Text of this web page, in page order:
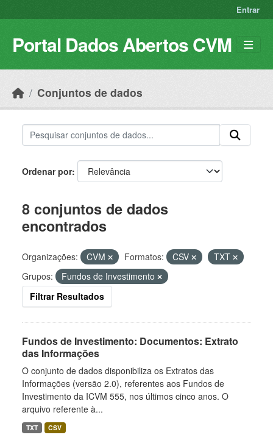
Entrar
Portal Dados Abertos CVM
Conjuntos de dados
Ordenar por
8 conjuntos de dados
encontrados
Organizações: CVM Formatos: CSV
TXT
Grupos:
Fundos de Investimento
Filtrar Resultados
Fundos de Investimento: Documentos: Extrato
das Informações
O conjunto de dados disponibiliza os Extratos das
Informações (versão 2.0), referentes aos Fundos de
Investimento da ICVM 555, nos últimos cinco anos. O
arquivo referente à...
TXT CSV